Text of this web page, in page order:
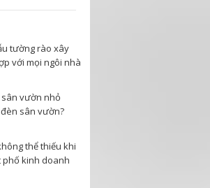
tường rào xây
với mọi ngôi nhà
vườn nhỏ
sân vườn?
thể thiếu khi
phố kinh doanh